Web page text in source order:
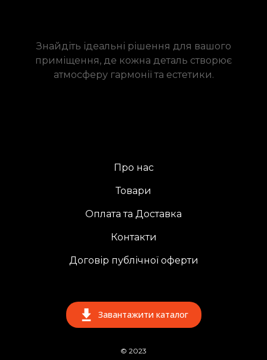
Знайдіть ідеальні рішення для вашого
приміщення, де кожна деталь створює
атмосферу гармонії та естетики.
Про нас
Товари
Оплата та Доставка
Контакти
Договір публічної оферти
Завантажити каталог
© 2023